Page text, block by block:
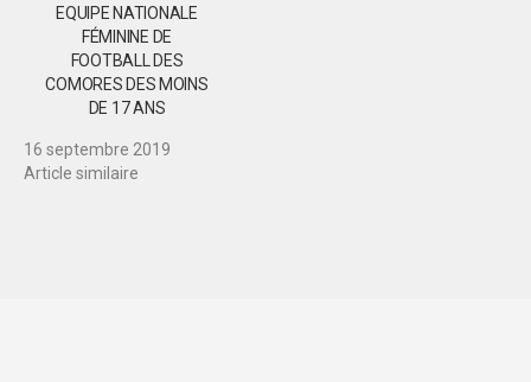
EQUIPE NATIONALE
FÉMININE DE
FOOTBALL DES
COMORES DES MOINS
DE 17 ANS
16 septembre 2019
Article similaire